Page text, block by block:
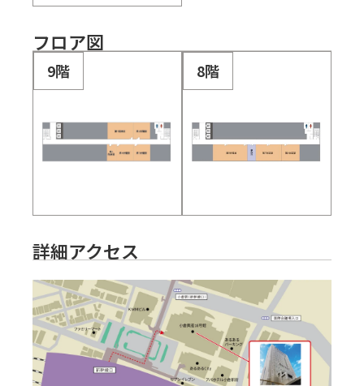
フロア図
9階 8階
詳細アクセス